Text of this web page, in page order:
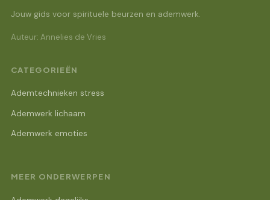
Jouw gids voor spirituele beurzen en ademwerk.
Auteur: Annelies de Vries
CATEGORIEËN
Ademtechnieken stress
Ademwerk lichaam
Ademwerk emoties
MEER ONDERWERPEN